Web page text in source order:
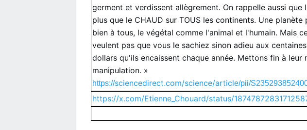
germent et verdissent allègrement. On rappelle aussi que
plus que le CHAUD sur TOUS les continents. Une
bien à tous, le végétal comme l'animal et l'humain. Mais
veulent pas que vous le sachiez sinon adieu aux
dollars qu'ils encaissent chaque année. Mettons fin à leur
manipulation. »
https://sciencedirect.com/science/article/pii/
https://x.com/Etienne_Chouard/status/